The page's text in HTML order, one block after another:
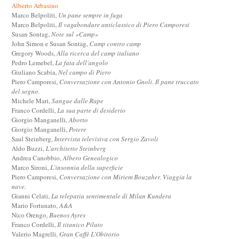
Alberto Arbasino
Marco Belpoliti, Un pane sempre in fuga
Marco Belpoliti,Il vagabondare anticlassico di Piero Camporesi
Susan Sontag,Note sul «Camp»
John Simon e Susan Sontag, Camp contro camp
Gregory Woods,Alla ricerca del camp italiano
Pedro Lemebel,La fata dell'angolo
Giuliano Scabia,Nel campo di Piero
Piero Camporesi, Conversazione con Antonio Gnoli. Il pane truccato
del sogno.
Michele Mari,Sangue dalle Rape
Franco Cordelli,La sua parte di desiderio
Giorgio Manganelli,Aborto
Giorgio Manganelli,Potere
Saul Steinberg,Intervista televisiva con Sergio Zavoli
Aldo Buzzi,L'architetto Steinberg
Andrea Canobbio,Albero Genealogico
Marco Sironi,L'insonnia della superficie
Piero Camporesi, Conversazione con Miriem Bouzaher. Viaggia la
nave.
Gianni Celati,La telepatia sentimentale di Milan Kundera
Mario Fortunato,A&A
Nico Orengo,Buenos Ayres
Franco Cordelli,Il titanico Pilato
Valerio Magrelli,Gran Caffè L'Obitorio